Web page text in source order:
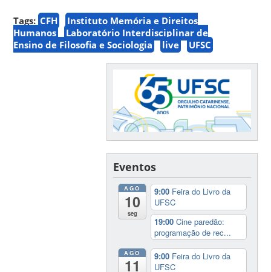
Tags: CFH
Instituto Memória e Direitos
Humanos
Laboratório Interdisciplinar de
Ensino de Filosofia e Sociologia
live UFSC
Eventos
AGO
10
seg
9:00 Feira do Livro da
UFSC
19:00Cine paredão:
programação de rec...
AGO
11
9:00 Feira do Livro da
UFSC